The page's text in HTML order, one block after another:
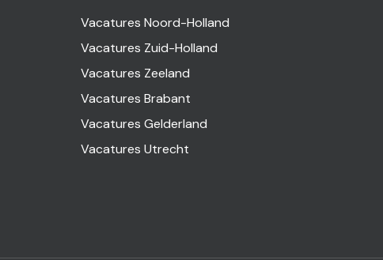
Vacatures Noord-Holland
Vacatures Zuid-Holland
Vacatures Zeeland
Vacatures Brabant
Vacatures Gelderland
Vacatures Utrecht